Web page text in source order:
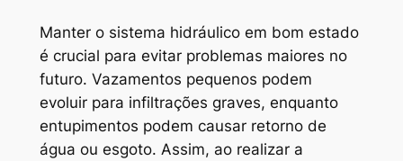
Manter o sistema hidráulico em bom estado
é crucial para evitar problemas maiores no
futuro. Vazamentos pequenos podem
evoluir para infiltrações graves, enquanto
entupimentos podem causar retorno de
água ou esgoto. Assim, ao realizar a